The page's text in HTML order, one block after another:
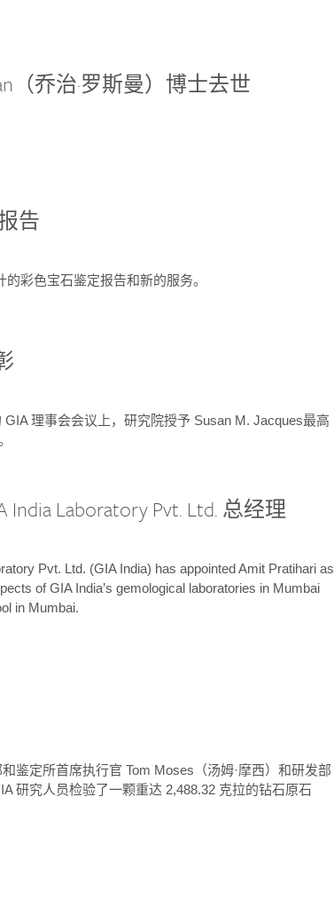
（乔治·罗斯曼）博士去世
告
彩色宝石鉴定报告和新的服务。
理事会会议上，研究院授予 Susan M. Jacques最高
Laboratory Pvt. Ltd. 总经理
Pvt. Ltd. (GIA India) has appointed Amit Pratihari as
of GIA India’s gemological laboratories in Mumbai
in Mumbai.
鉴定所首席执行官 Tom Moses（汤姆·摩西）和研发部
研究人员检验了一颗重达 2,488.32 克拉的钻石原石